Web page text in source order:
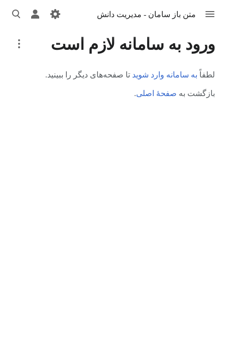
منو
متن باز سامان - مدیریت دانش
تغییر
منوی
تغییر
ورود به سامانه لازم است
More
actions
لطفاً به سامانه وارد شوید تا صفحه‌های دیگر را ببینید.
بازگشت به صفحهٔ اصلی.